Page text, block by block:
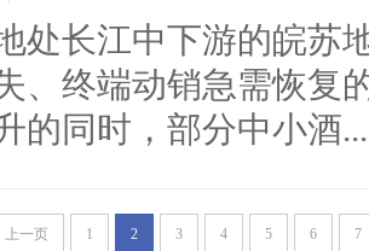
处长江中下游的皖苏
、终端动销急需恢复
的同时，部分中小酒...
上一页 1 2 3 4 5 6 7